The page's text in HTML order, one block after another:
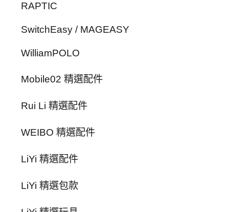
RAPTIC
SwitchEasy / MAGEASY
WilliamPOLO
Mobile02 精選配件
Rui Li 精選配件
WEIBO 精選配件
LiYi 精選配件
LiYi 精選包款